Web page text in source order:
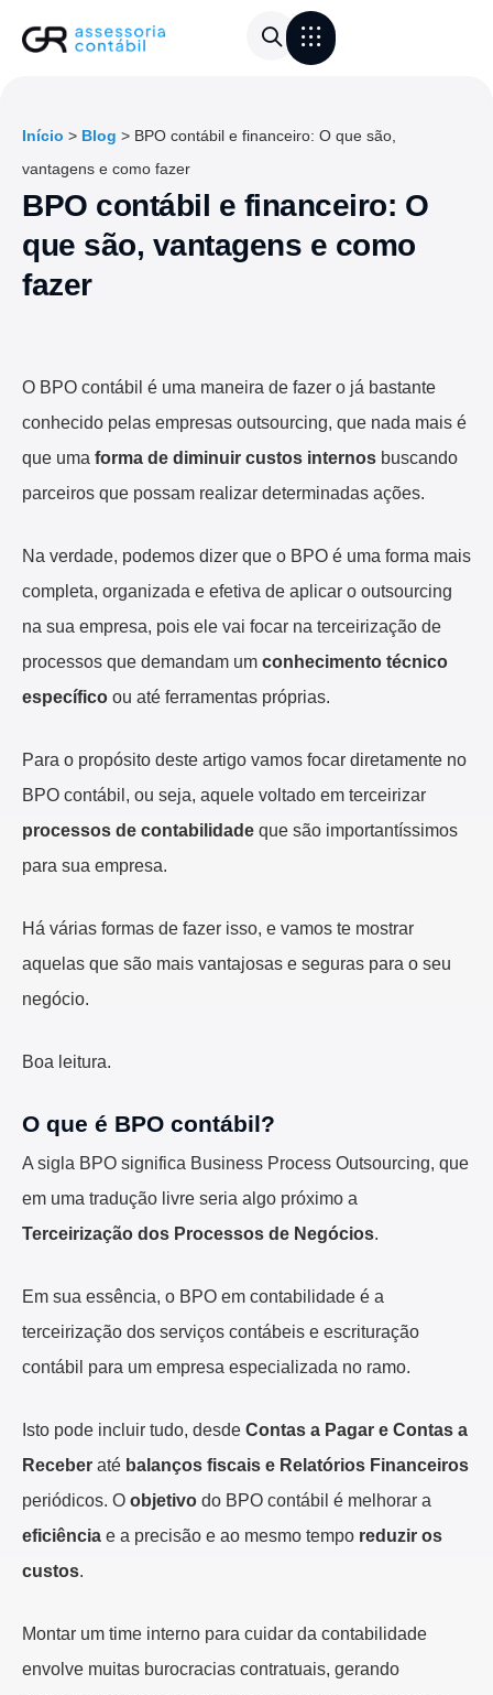
Início > Blog > BPO contábil e financeiro: O que são,
vantagens e como fazer
BPO contábil e financeiro: O
que são, vantagens e como
fazer
O BPO contábil é uma maneira de fazer o já bastante
conhecido pelas empresas outsourcing, que nada mais é
que uma forma de diminuir custos internos buscando
parceiros que possam realizar determinadas ações.
Na verdade, podemos dizer que o BPO é uma forma mais
completa, organizada e efetiva de aplicar o outsourcing
na sua empresa, pois ele vai focar na terceirização de
processos que demandam um conhecimento técnico
específico ou até ferramentas próprias.
Para o propósito deste artigo vamos focar diretamente no
BPO contábil, ou seja, aquele voltado em terceirizar
processos de contabilidade que são importantíssimos
para sua empresa.
Há várias formas de fazer isso, e vamos te mostrar
aquelas que são mais vantajosas e seguras para o seu
negócio.
Boa leitura.
O que é BPO contábil?
A sigla BPO significa Business Process Outsourcing, que
em uma tradução livre seria algo próximo a
Terceirização dos Processos de Negócios.
Em sua essência, o BPO em contabilidade é a
terceirização dos serviços contábeis e escrituração
contábil para um empresa especializada no ramo.
Isto pode incluir tudo, desde Contas a Pagar e Contas a
Receber até balanços fiscais e Relatórios Financeiros
periódicos. O objetivo do BPO contábil é melhorar a
eficiência e a precisão e ao mesmo tempo reduzir os
custos.
Montar um time interno para cuidar da contabilidade
envolve muitas burocracias contratuais, gerando